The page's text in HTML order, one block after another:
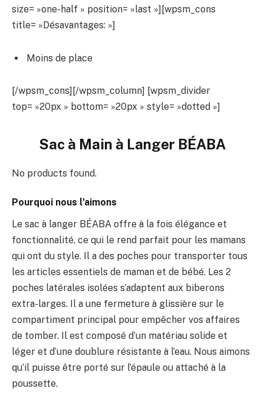
size= »one-half » position= »last »][wpsm_cons
title= »Désavantages: »]
Moins de place
[/wpsm_cons][/wpsm_column] [wpsm_divider
top= »20px » bottom= »20px » style= »dotted »]
Sac à Main à Langer BÉABA
No products found.
Pourquoi nous l’aimons
Le sac à langer BÉABA offre à la fois élégance et
fonctionnalité, ce qui le rend parfait pour les mamans
qui ont du style. Il a des poches pour transporter tous
les articles essentiels de maman et de bébé. Les 2
poches latérales isolées s’adaptent aux biberons
extra-larges. Il a une fermeture à glissière sur le
compartiment principal pour empêcher vos affaires
de tomber. Il est composé d’un matériau solide et
léger et d’une doublure résistante à l’eau. Nous aimons
qu’il puisse être porté sur l’épaule ou attaché à la
poussette.